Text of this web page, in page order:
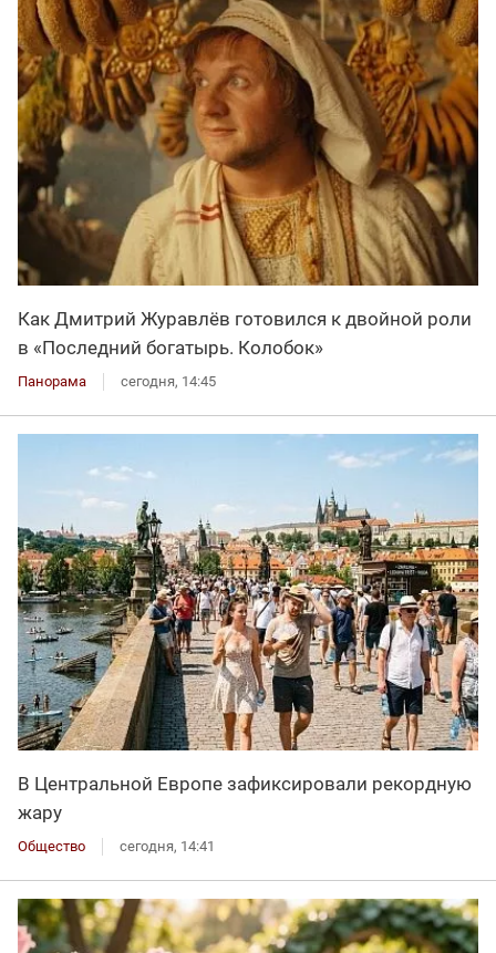
Как Дмитрий Журавлёв готовился к двойной роли
в «Последний богатырь. Колобок»
Панорама сегодня, 14:45
В Центральной Европе зафиксировали рекордную
жару
Общество сегодня, 14:41